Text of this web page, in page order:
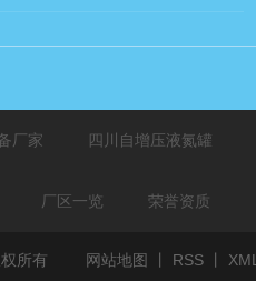
厂家 四川自增压液氮罐
厂区一览 荣誉资质
所有 网站地图 RSS XML